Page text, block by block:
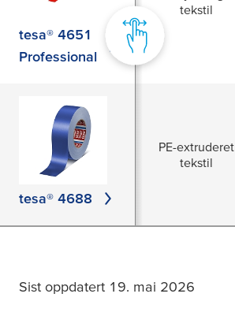
tesa® 4651
Professional
tekstil
tesa® 4688
PE-extruderet
tekstil
Sist oppdatert 19. mai 2026